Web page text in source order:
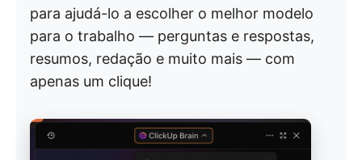
para ajudá-lo a escolher o melhor modelo
para o trabalho — perguntas e respostas,
resumos, redação e muito mais — com
apenas um clique!